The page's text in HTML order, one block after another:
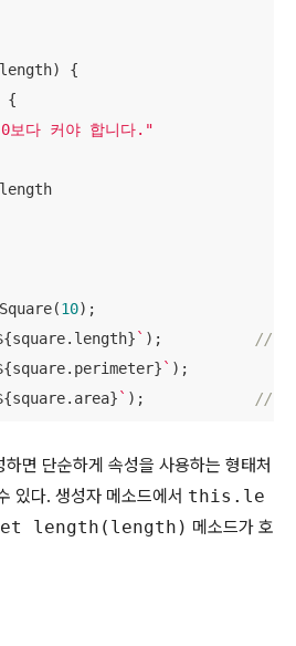
length) {
{
보다 커야 합니다."
10
`
//
`
` //
면 단순하게 속성을 사용하는 형태처
있다. 생성자 메소드에서 this.le
length(length) 메소드가 호